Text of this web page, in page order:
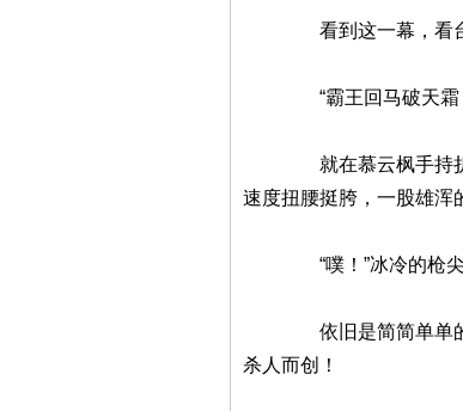
看到这一幕，看台上
“霸王回马破天霜
就在慕云枫手持折扇
速度扭腰挺胯，一股雄浑
“噗！”冰冷的枪尖穿
依旧是简简单单的动
杀人而创！